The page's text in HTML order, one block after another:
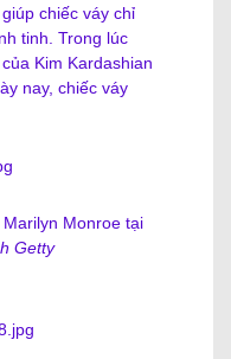
chiếc váy chỉ
tinh. Trong lúc
Kim Kardashian
nay, chiếc váy
Monroe tại
Getty